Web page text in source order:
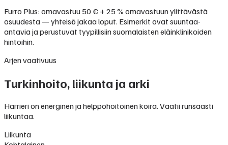
Furro Plus: omavastuu 50 € + 25 % omavastuun ylittävästä
osuudesta — yhteisö jakaa loput. Esimerkit ovat suuntaa-
antavia ja perustuvat tyypillisiin suomalaisten eläinklinikoiden
hintoihin.
Arjen vaativuus
Turkinhoito, liikunta ja arki
Harrieri on energinen ja helppohoitoinen koira. Vaatii runsaasti
liikuntaa.
Liikunta